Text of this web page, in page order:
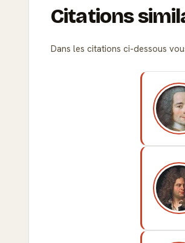
Citations
Dans les citations ci-dessous